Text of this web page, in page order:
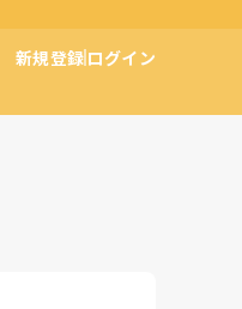
新規登録ログイン